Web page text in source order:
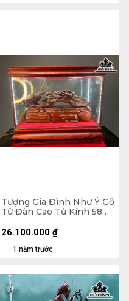
Tượng Gia Đình Như Ý Gỗ
Tử Đàn Cao Tủ Kính 58
1 năm trước
26.100.000 ₫